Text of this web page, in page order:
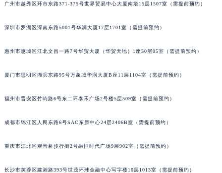
广州市越秀区环市东路371-375号世界贸易中心大厦南塔15层1507室（需提前预约）
深圳市罗湖区深南东路5001号华润大厦17层1701室（需提前预约）
惠州市惠城区江北文昌一路7号华贸大厦（华贸天地）1座30层05室（需提前预约）
厦门市思明区湖滨东路95号万象城华润大厦B座11层1104室（需提前预约）
福州市晋安区竹屿路6号东二环泰禾广场2号楼5层509室（需提前预约）
成都市锦江区人民东路6号SAC东原中心24层2406B室（需提前预约）
重庆市江北区观音桥步行街2号融恒时代广场9层902室（需提前预约）
长沙市芙蓉区建湘路393号世茂环球金融中心写字楼10层1013室（需提前预约）